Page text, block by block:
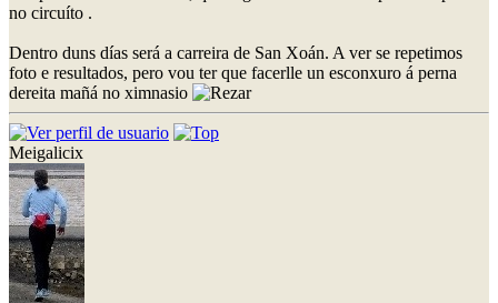
no circuíto .
Dentro duns días será a carreira de San Xoán. A ver se repetimos
foto e resultados, pero vou ter que facerlle un esconxuro á perna
dereita mañá no ximnasio
Meigalicix